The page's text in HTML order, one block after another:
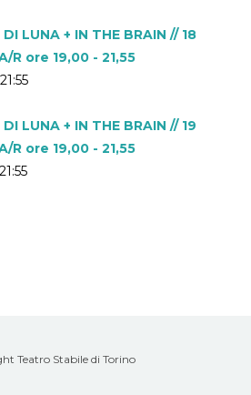
LUNA + IN THE BRAIN // 18
ore 19,00 - 21,55
LUNA + IN THE BRAIN // 19
ore 19,00 - 21,55
Teatro Stabile di Torino